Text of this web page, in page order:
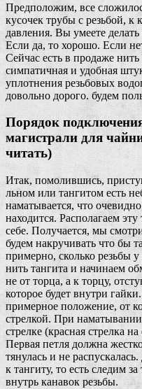
Предположим, все
кусочек трубы с резьбой, к
давления. Вы умеете
Если да, то хорошо. Если
Сейчас есть в продаже
симпатичная и удобная
уплотнения резьбовых
довольно дорого. будем
Порядок
магистрали для
читать)
Итак, помолившись,
льном или тангитом есть
наматывается, что
находится. Располагаем
себе. Получается, мы
будем накручивать что бы
примерно, сколько резьбы
нить тангита и начинаем
не от торца, а к торцу,
которое будет внутри
примерное положение, от
стрелкой. При
стрелке (красная стрелка
Первая петля должна
тянулась и не
к тангиту, то есть следим
внутрь канавок резьбы.